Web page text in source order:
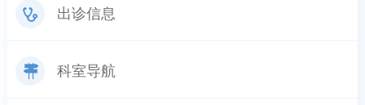
出诊信息
科室导航